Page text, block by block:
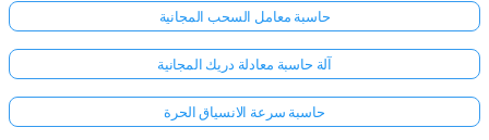
سجّل
الدخول
هنا!
الدعم:
حاسبة معامل السحب المجانية
آلة حاسبة معادلة دريك المجانية
حاسبة سرعة الانسياق الحرة